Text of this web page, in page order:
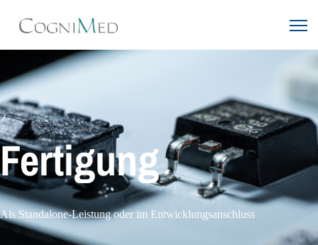
Fertigung
Als Standalone-Leistung oder im Entwicklungsanschluss